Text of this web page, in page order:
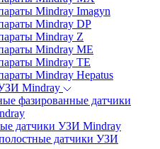
Mindray Imagyn
Mindray DP
Mindray Z
Mindray ME
Mindray TE
Mindray Hepatus
Mindray
фазированные датчики
датчики УЗИ Mindray
датчики УЗИ